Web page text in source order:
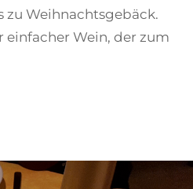
zu Weihnachtsgebäck.
einfacher Wein, der zum